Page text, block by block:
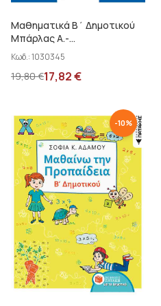
Μαθηματικά Β΄ Δημοτικού
Μπάρλας Α.-...
Κωδ.:1030345
19,80€17,82€
-10%